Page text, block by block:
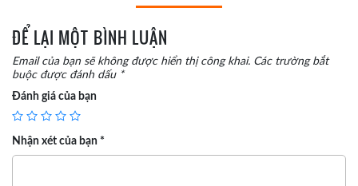
ĐỂ LẠI MỘT BÌNH LUẬN
Email của bạn sẽ không được hiển thị công khai. Các trường bắt
buộc được đánh dấu *
Đánh giá của bạn
Nhận xét của bạn *